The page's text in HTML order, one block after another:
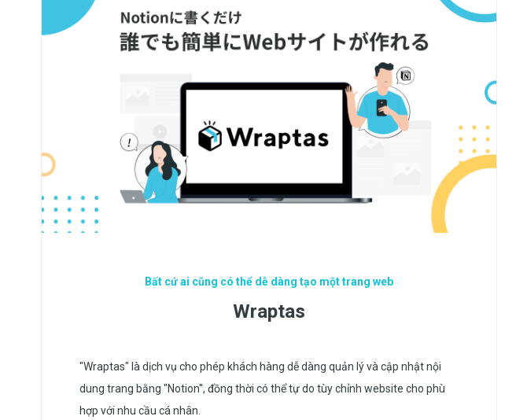
Bất cứ ai cũng có thể dễ dàng tạo một trang web
Wraptas
"Wraptas" là dịch vụ cho phép khách hàng dễ dàng quản lý và cập nhật nội
dung trang bằng "Notion'', đồng thời có thể tự do tùy chỉnh website cho phù
hợp với nhu cầu cá nhân.